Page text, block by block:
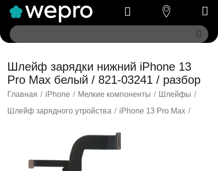
Шлейф зарядки нижний iPhone 13
Pro Max белый / 821-03241 / разбор
Главная / iPhone / Мелкие компоненты / Шлейфы /
Шлейф зарядного утройства / iPhone 13 Pro Max /